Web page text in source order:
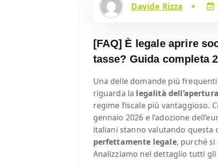
Davide Rizza
[FAQ] È legale aprire
tasse? Guida completa
Una delle domande più
riguarda la legalità
regime fiscale più vantaggioso.
gennaio 2026 e l’adozione
italiani stanno valutando
perfettamente legale, purché
Analizziamo nel dettaglio tutti